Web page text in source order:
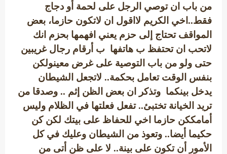
من باب ان توصي الرجل على لحمة أو دجاج
فقط..اخي الكريم لااقول ان لاتكون حازما، بعض
المواقف تحتاج إلى حزم يعني افهمها بحزم انك
لاتحب ان تحتفظ ب هاتفها ب أرقام رجال غريبين
حتى ولو من باب التوصية على غرض معينولكن
بنفس الوقت تعامل بحكمة.. لاتجعل الشيطان
يدخل بينكما وتذكر ان بعض الظن إثم .. وصدقا من
تريد الخيانة تختبئ.. تفعل فعلتها في الظلام وليس
أمامككن حازما اخي للحفاظ على بيتك لكن كن
حكيما أيضا.. وتعوذ من الشيطان وعليك في كل
الأمور أن تكون على بينة.. لا على ظن أتى من